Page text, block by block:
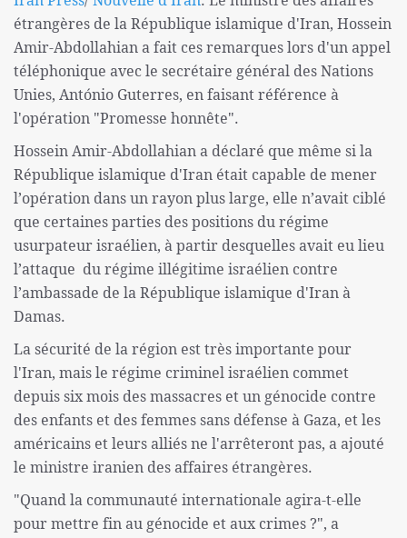
étrangères de la République islamique d'Iran, Hossein
Amir-Abdollahian a fait ces remarques lors d'un appel
téléphonique avec le secrétaire général des Nations
Unies, António Guterres, en faisant référence à
l'opération "Promesse honnête".
Hossein Amir-Abdollahian a déclaré que même si la
République islamique d'Iran était capable de mener
l’opération dans un rayon plus large, elle n’avait ciblé
que certaines parties des positions du régime
usurpateur israélien, à partir desquelles avait eu lieu
l’attaque du régime illégitime israélien contre
l’ambassade de la République islamique d'Iran à
Damas.
La sécurité de la région est très importante pour
l'Iran, mais le régime criminel israélien commet
depuis six mois des massacres et un génocide contre
des enfants et des femmes sans défense à Gaza, et les
américains et leurs alliés ne l'arrêteront pas, a ajouté
le ministre iranien des affaires étrangères.
"Quand la communauté internationale agira-t-elle
pour mettre fin au génocide et aux crimes ?", a